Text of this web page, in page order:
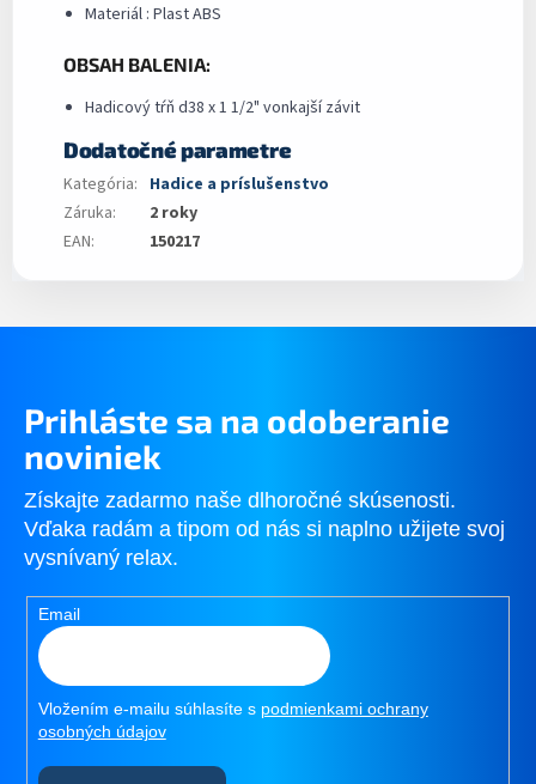
Materiál : Plast ABS
OBSAH BALENIA:
Hadicový tŕň d38 x 1 1/2" vonkajší závit
Dodatočné parametre
Kategória: Hadice a príslušenstvo
Záruka:
2 roky
EAN: 150217
Prihláste sa na odoberanie
noviniek
Získajte zadarmo naše dlhoročné skúsenosti.
Vďaka radám a tipom od nás si naplno užijete svoj
vysnívaný relax.
Email
Vložením e-mailu súhlasíte s podmienkami ochrany
osobných údajov